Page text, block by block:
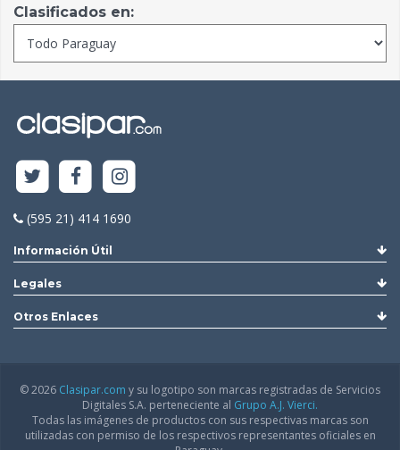
Clasificados en:
(595 21) 414 1690
Información Útil
Legales
Otros Enlaces
© 2026 Clasipar.com y su logotipo son marcas registradas de Servicios
Digitales S.A. perteneciente al Grupo A.J. Vierci.
Todas las imágenes de productos con sus respectivas marcas son
utilizadas con permiso de los respectivos representantes oficiales en